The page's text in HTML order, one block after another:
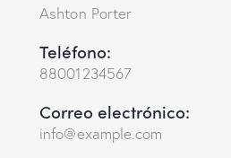
Ashton Porter
Teléfono:
88001234567
Correo electrónico:
info@example.com